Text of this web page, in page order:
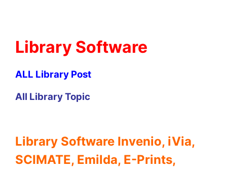
Library Software
ALL Library Post
All Library Topic
Library Software Invenio, iVia,
SCIMATE, Emilda, E-Prints,